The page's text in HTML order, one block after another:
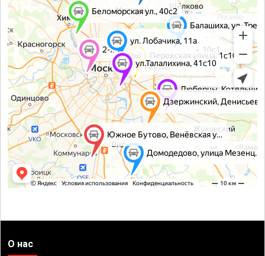
О нас